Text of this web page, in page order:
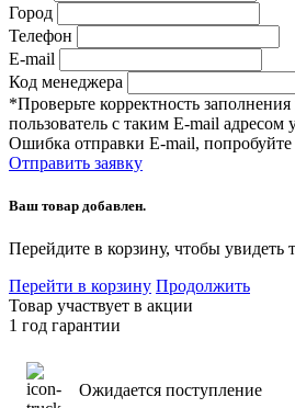
Город
Телефон
E-mail
Код менеджера
*Проверьте корректность
пользователь с таким E-mail адресом
Ошибка отправки E-mail, попробуйте
Отправить заявку
Ваш товар добавлен.
Перейдите в корзину, чтобы увидеть
Перейти в корзину Продолжить
Товар участвует в акции
1 год гарантии
Ожидается поступление